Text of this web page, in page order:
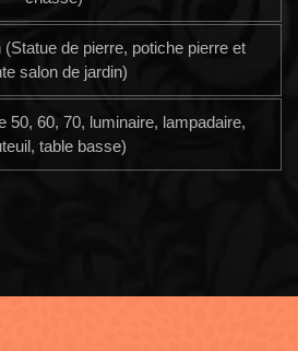
de pierre, potiche pierre et
salon de jardin)
50, 60, 70, luminaire, lampadaire,
table basse)